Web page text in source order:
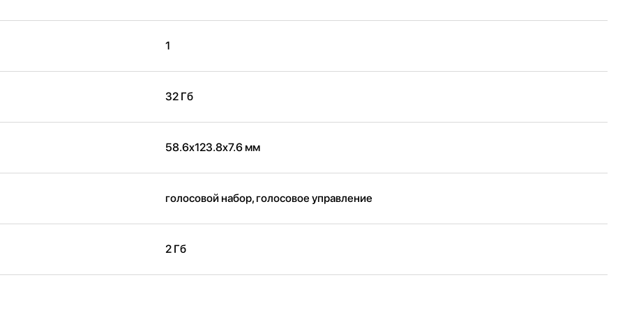
1
32 Гб
58.6x123.8x7.6 мм
голосовой набор, голосовое управление
2 Гб